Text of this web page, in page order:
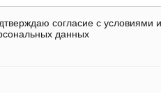
согласие с условиями
данных